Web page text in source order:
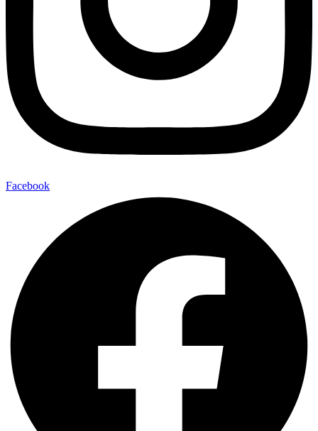
Facebook